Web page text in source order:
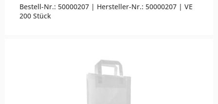
Bestell-Nr.: 50000207 | Hersteller-Nr.: 50000207 | VE
200 Stück